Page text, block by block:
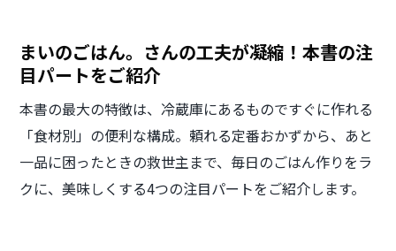
まいのごはん。さんの工夫が凝縮！本書の注
目パートをご紹介
本書の最大の特徴は、冷蔵庫にあるものですぐに作れる
「食材別」の便利な構成。頼れる定番おかずから、あと
一品に困ったときの救世主まで、毎日のごはん作りをラ
クに、美味しくする4つの注目パートをご紹介します。